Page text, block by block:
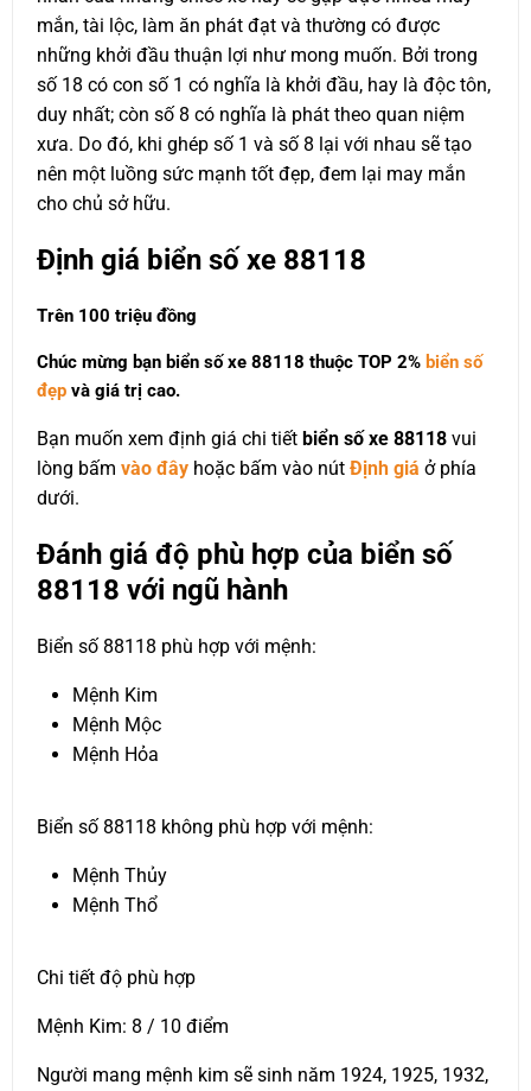
mắn, tài lộc, làm ăn phát đạt và thường có được
những khởi đầu thuận lợi như mong muốn. Bởi trong
số 18 có con số 1 có nghĩa là khởi đầu, hay là độc tôn,
duy nhất; còn số 8 có nghĩa là phát theo quan niệm
xưa. Do đó, khi ghép số 1 và số 8 lại với nhau sẽ tạo
nên một luồng sức mạnh tốt đẹp, đem lại may mắn
cho chủ sở hữu.
Định giá biển số xe 88118
Trên 100 triệu đồng
Chúc mừng bạn biển số xe 88118 thuộc TOP 2% biển số
đẹp và giá trị cao.
Bạn muốn xem định giá chi tiết biển số xe 88118 vui
lòng bấm vào đây hoặc bấm vào nút Định giá ở phía
dưới.
Đánh giá độ phù hợp của biển số
88118 với ngũ hành
Biển số 88118 phù hợp với mệnh:
Mệnh Kim
Mệnh Mộc
Mệnh Hỏa
Biển số 88118 không phù hợp với mệnh:
Mệnh Thủy
Mệnh Thổ
Chi tiết độ phù hợp
Mệnh Kim: 8 / 10 điểm
Người mang mệnh kim sẽ sinh năm 1924, 1925, 1932,